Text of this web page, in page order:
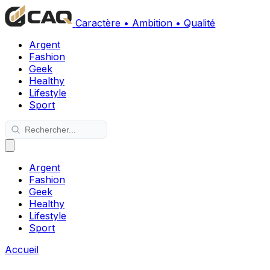
Caractère • Ambition • Qualité
Argent
Fashion
Geek
Healthy
Lifestyle
Sport
Argent
Fashion
Geek
Healthy
Lifestyle
Sport
Accueil